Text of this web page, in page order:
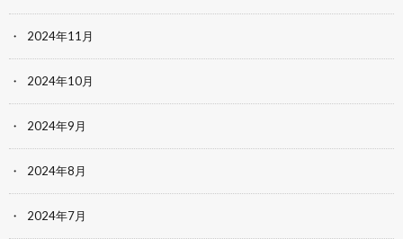
2024年11月
2024年10月
2024年9月
2024年8月
2024年7月